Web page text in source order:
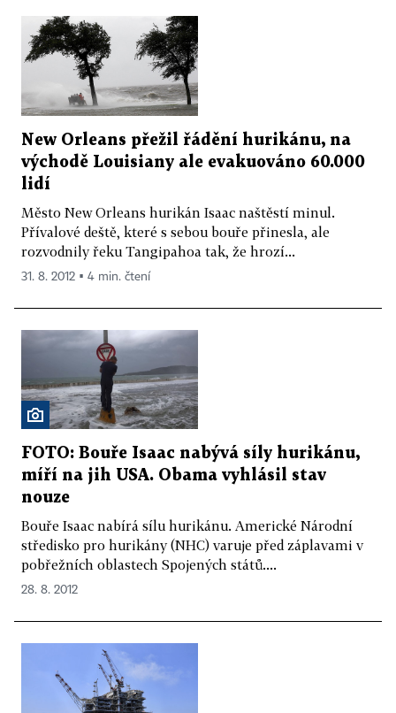
New Orleans přežil řádění hurikánu, na
východě Louisiany ale evakuováno 60.000
lidí
Město New Orleans hurikán Isaac naštěstí minul.
Přívalové deště, které s sebou bouře přinesla, ale
rozvodnily řeku Tangipahoa tak, že hrozí...
31. 8. 2012 ▪ 4 min. čtení
FOTO: Bouře Isaac nabývá síly hurikánu,
míří na jih USA. Obama vyhlásil stav
nouze
Bouře Isaac nabírá sílu hurikánu. Americké Národní
středisko pro hurikány (NHC) varuje před záplavami v
pobřežních oblastech Spojených států....
28. 8. 2012